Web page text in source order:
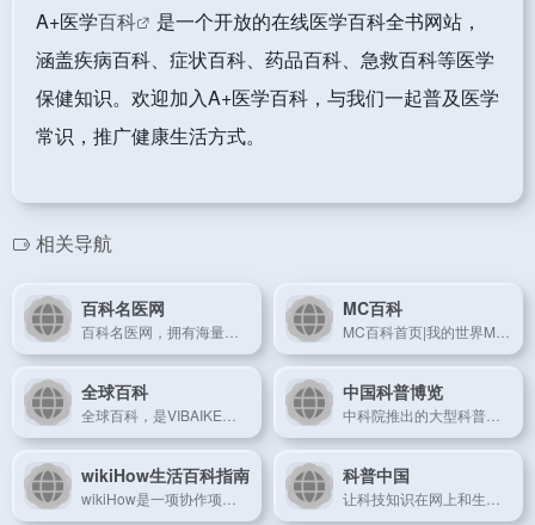
A+医学百科
是一个开放的在线医学百科全书网站，
涵盖疾病百科、症状百科、药品百科、急救百科等医学
保健知识。欢迎加入A+医学百科，与我们一起普及医学
常识，推广健康生活方式。
相关导航
百科名医网 MC百科
全球百科 中国科普博览
wikiHow生活百科指南 科普中国